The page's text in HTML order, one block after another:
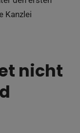
Kanzlei
nicht